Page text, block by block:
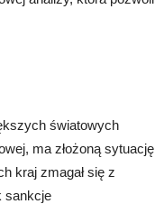
światowych
ma złożoną sytuację
kraj zmagał się z
sankcje